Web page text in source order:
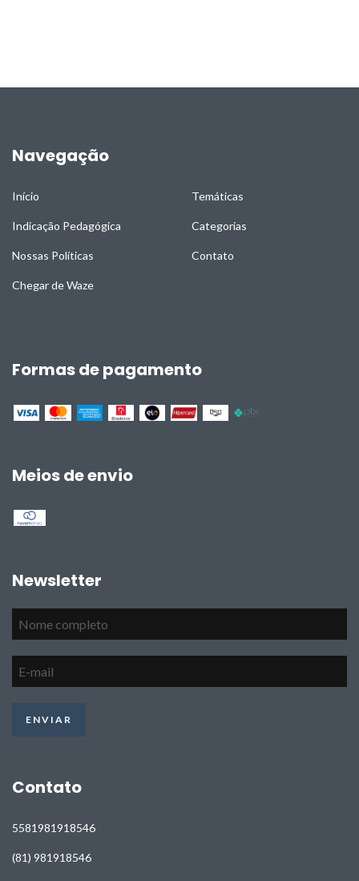
Navegação
Início Temáticas
Indicação Pedagógica Categorias
Nossas Políticas Contato
Chegar de Waze
Formas de pagamento
Meios de envio
Newsletter
Contato
5581981918546
(81) 981918546